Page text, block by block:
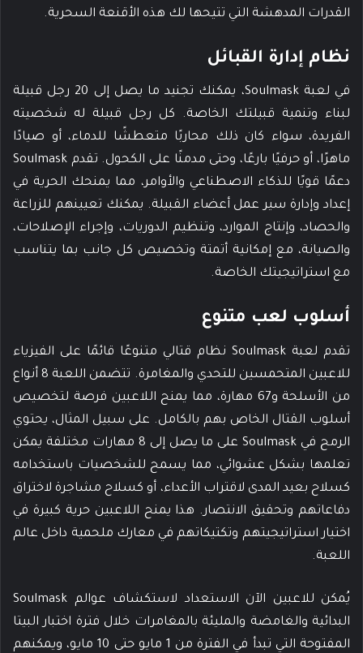
القدرات المدهشة التي تتيحها لك هذه الأقنعة السحرية.
نظام إدارة القبائل
في لعبة Soulmask، يمكنك تجنيد ما يصل إلى 20 رجل قبيلة
لبناء وتنمية قبيلتك الخاصة. كل رجل قبيلة له شخصيته
الفريدة، سواء كان ذلك محاربًا متعطشًا للدماء، أو صيادًا
ماهرًا، أو حرفيًا بارعًا، وحتى مدمنًا على الكحول. تقدم Soulmask
دعمًا قويًا للذكاء الاصطناعي والأوامر، مما يمنحك الحرية في
إعداد وإدارة سير عمل أعضاء القبيلة. يمكنك تعيينهم للزراعة
والحصاد، وإنتاج الموارد، وتنظيم الدوريات، وإجراء الإصلاحات،
والصيانة، مع إمكانية أتمتة وتخصيص كل جانب بما يتناسب
مع استراتيجيتك الخاصة.
أسلوب لعب متنوع
تقدم لعبة Soulmask نظام قتالي متنوعًا قائمًا على الفيزياء
للاعبين المتحمسين للتحدي والمغامرة. تتضمن اللعبة 8 أنواع
من الأسلحة و67 مهارة، مما يمنح اللاعبين فرصة لتخصيص
أسلوب القتال الخاص بهم بالكامل. على سبيل المثال، يحتوي
الرمح في Soulmask على ما يصل إلى 8 مهارات مختلفة يمكن
تعلمها بشكل عشوائي، مما يسمح للشخصيات باستخدامه
كسلاح بعيد المدى لاقتراب الأعداء، أو كسلاح مشاجرة لاختراق
دفاعاتهم وتحقيق الانتصار. هذا يمنح اللاعبين حرية كبيرة في
اختيار استراتيجيتهم وتكتيكاتهم في معارك ملحمية داخل عالم
اللعبة.
يُمكن للاعبين الآن الاستعداد لاستكشاف عوالم Soulmask
البدائية والغامضة والمليئة بالمغامرات خلال فترة اختبار البيتا
المفتوحة التي تبدأ في الفترة من 1 مايو حتى 10 مايو، ويمكنهم